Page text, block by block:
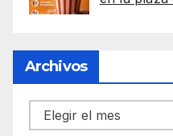
Archivos
Archivos